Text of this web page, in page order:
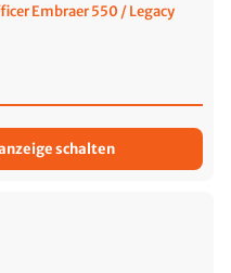
Embraer 550 / Legacy
schalten